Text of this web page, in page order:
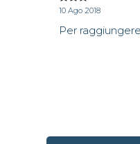
10 Ago 2018
Per